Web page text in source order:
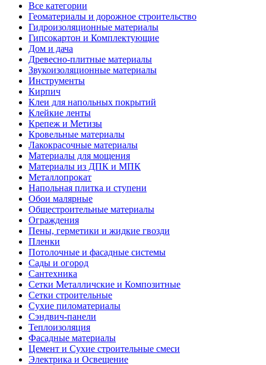
Все категории
Геоматериалы и дорожное строительство
Гидроизоляционные материалы
Гипсокартон и Комплектующие
Дом и дача
Древесно-плитные материалы
Звукоизоляционные материалы
Инструменты
Кирпич
Клеи для напольных покрытий
Клейкие ленты
Крепеж и Метизы
Кровельные материалы
Лакокрасочные материалы
Материалы для мощения
Материалы из ДПК и МПК
Металлопрокат
Напольная плитка и ступени
Обои малярные
Общестроительные материалы
Ограждения
Пены, герметики и жидкие гвозди
Пленки
Потолочные и фасадные системы
Сады и огород
Сантехника
Сетки Металличские и Композитные
Сетки строительные
Сухие пиломатериалы
Сэндвич-панели
Теплоизоляция
Фасадные материалы
Цемент и Сухие строительные смеси
Электрика и Освещение